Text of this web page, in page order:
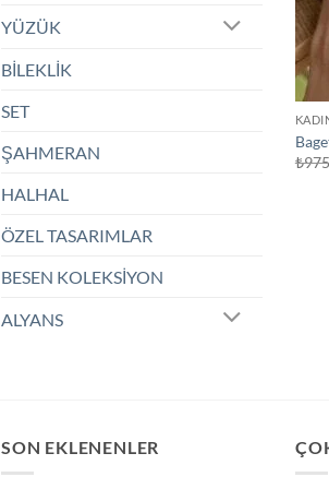
YÜZÜK
BİLEKLİK
SET
ŞAHMERAN
HALHAL
ÖZEL TASARIMLAR
BESEN KOLEKSİYON
ALYANS
₺
SON EKLENENLER